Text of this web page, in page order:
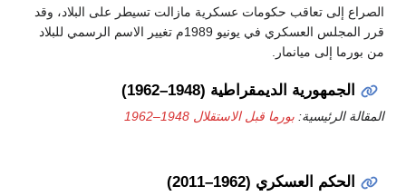
الصراع إلى تعاقب حكومات عسكرية مازالت تسيطر على البلاد، وقد
قرر المجلس العسكري في يونيو 1989م تغيير الاسم الرسمي للبلاد
من بورما إلى ميانمار.
الجمهورية الديمقراطية (1948–1962)
المقالة الرئيسية: بورما قبل الاستقلال 1948–1962
الحكم العسكري (1962–2011)